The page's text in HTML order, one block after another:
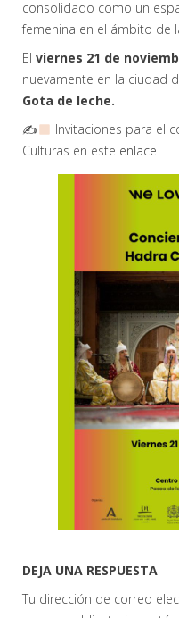
consolidado como un
femenina en el ámbito de
El viernes 21 de
nuevamente en la ciudad
Gota de leche.
✍
Invitaciones para el
Culturas en este enlace
DEJA UNA RESPUESTA
Tu dirección de correo